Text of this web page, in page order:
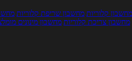
מחשבון קלוריות מחשבון שריפת קלוריות
מחשבון צריכת קלוריות מחשבון מינונים